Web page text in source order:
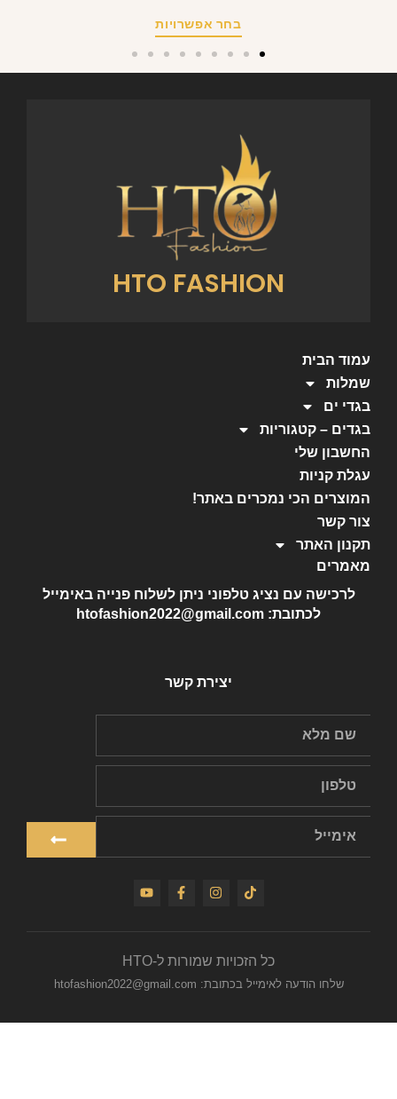
בחר אפשרויות
HTO FASHION
עמוד הבית
שמלות
בגדי ים
בגדים – קטגוריות
החשבון שלי
עגלת קניות
המוצרים הכי נמכרים באתר!
צור קשר
תקנון האתר
מאמרים
לרכישה עם נציג טלפוני ניתן לשלוח פנייה באימייל
לכתובת: htofashion2022@gmail.com
יצירת קשר
כל הזכויות שמורות ל-HTO
שלחו הודעה לאימייל בכתובת: htofashion2022@gmail.com